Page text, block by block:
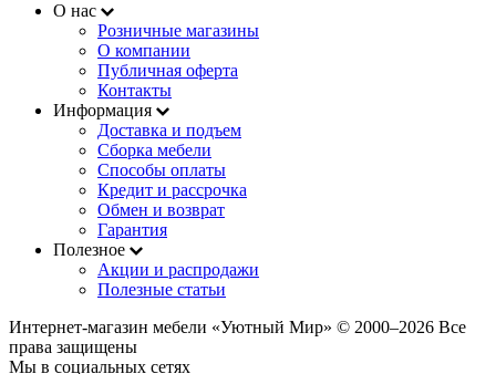
О нас
Розничные магазины
О компании
Публичная оферта
Контакты
Информация
Доставка и подъем
Сборка мебели
Способы оплаты
Кредит и рассрочка
Обмен и возврат
Гарантия
Полезное
Акции и распродажи
Полезные статьи
Интернет-магазин мебели «Уютный Мир» © 2000‒2026 Все
права защищены
Мы в социальных сетях